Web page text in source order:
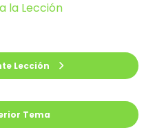
Tema
la Lección
Lección